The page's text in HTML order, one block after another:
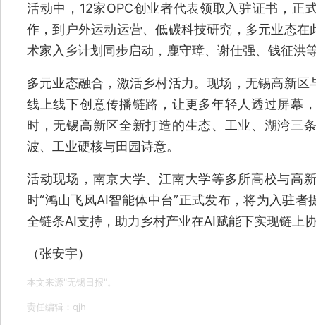
活动中，12家OPC创业者代表领取入驻证书，正
作，到户外运动运营、低碳科技研究，多元业态
术家入乡计划同步启动，鹿守璋、谢仕强、钱征洪
多元业态融合，激活乡村活力。现场，无锡高新
线上线下创意传播链路，让更多年轻人透过屏幕
时，无锡高新区全新打造的生态、工业、湖湾三
波、工业硬核与田园诗意。
活动现场，南京大学、江南大学等多所高校与高
时“鸿山飞凤AI智能体中台”正式发布，将为入驻
全链条AI支持，助力乡村产业在AI赋能下实现链上
（张安宇）
本文来源"无锡日报"。
责任编辑：qjh